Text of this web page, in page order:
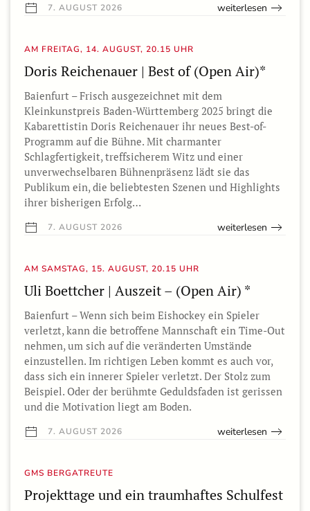
7. AUGUST 2026 weiterlesen
AM FREITAG, 14. AUGUST, 20.15 UHR
Doris Reichenauer | Best of (Open Air)*
Baienfurt – Frisch ausgezeichnet mit dem
Kleinkunstpreis Baden-Württemberg 2025 bringt die
Kabarettistin Doris Reichenauer ihr neues Best-of-
Programm auf die Bühne. Mit charmanter
Schlagfertigkeit, treffsicherem Witz und einer
unverwechselbaren Bühnenpräsenz lädt sie das
Publikum ein, die beliebtesten Szenen und Highlights
ihrer bisherigen Erfolg…
7. AUGUST 2026 weiterlesen
AM SAMSTAG, 15. AUGUST, 20.15 UHR
Uli Boettcher | Auszeit – (Open Air) *
Baienfurt – Wenn sich beim Eishockey ein Spieler
verletzt, kann die betroffene Mannschaft ein Time-Out
nehmen, um sich auf die veränderten Umstände
einzustellen. Im richtigen Leben kommt es auch vor,
dass sich ein innerer Spieler verletzt. Der Stolz zum
Beispiel. Oder der berühmte Geduldsfaden ist gerissen
und die Motivation liegt am Boden.
7. AUGUST 2026 weiterlesen
GMS BERGATREUTE
Projekttage und ein traumhaftes Schulfest